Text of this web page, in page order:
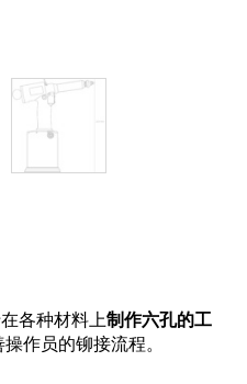
各种材料上制作六孔的工
作员的铆接流程。